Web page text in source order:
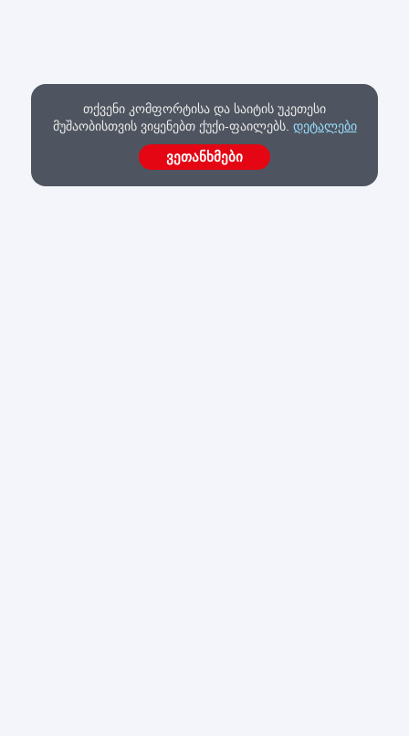
თქვენი კომფორტისა და საიტის უკეთესი
მუშაობისთვის ვიყენებთ ქუქი-ფაილებს. დეტალები
ვეთანხმები